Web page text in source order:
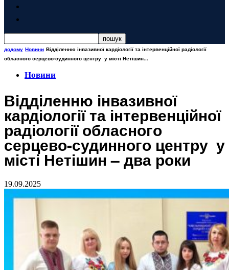
додому Новини Відділенню інвазивної кардіології та інтервенційної радіології
обласного серцево-судинного центру у місті Нетішин...
Новини
Відділенню інвазивної
кардіології та інтервенційної
радіології обласного
серцево-судинного центру у
місті Нетішин – два роки
19.09.2025